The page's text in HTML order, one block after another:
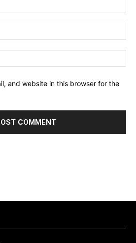
and website in this browser for the